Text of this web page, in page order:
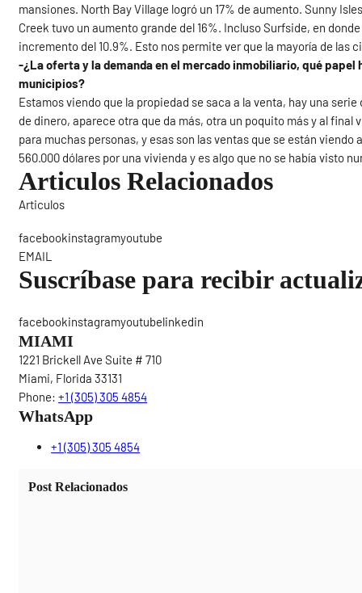
mansiones. North Bay Village logró un 17% de aumento. Sunny
Creek tuvo un aumento grande del 16%. Incluso Surfside, en
incremento del 10.9%. Esto nos permite ver que la mayoría de las
-¿La oferta y la demanda en el mercado inmobiliario, qué
municipios?
Estamos viendo que la propiedad se saca a la venta, hay una
de dinero, aparece otra que da más, otra un poquito más y al
para muchas personas, y esas son las ventas que se están
560.000 dólares por una vivienda y es algo que no se había visto
Articulos Relacionados
Articulos
facebookinstagramyoutube
EMAIL
Suscríbase para recibir
facebookinstagramyoutubelinkedin
MIAMI
1221 Brickell Ave Suite # 710
Miami, Florida 33131
Phone: +1 (305) 305 4854
WhatsApp
+1 (305) 305 4854
Post Relacionados